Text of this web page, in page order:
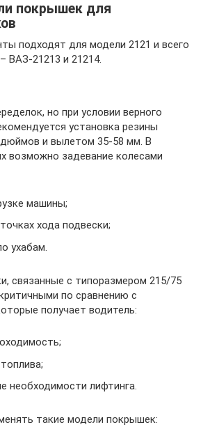
покрышек для
подходят для модели 2121 и всего
ВАЗ-21213 и 21214.
но при условии верного
установка резины
и вылетом 35-58 мм. В
возможно задевание колесами
машины;
хода подвески;
ухабам.
связанные с типоразмером 215/75
по сравнению с
получает водитель:
необходимости лифтинга.
такие модели покрышек: